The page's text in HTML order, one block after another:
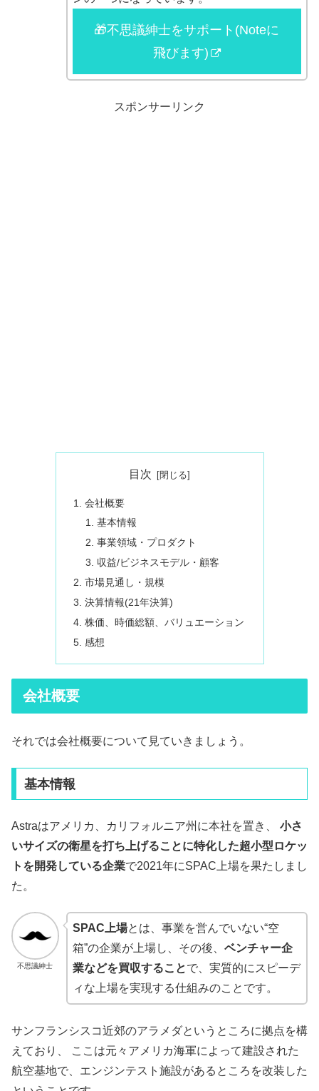
🎁不思議紳士をサポート(Noteに
飛びます)
スポンサーリンク
目次
会社概要
基本情報
事業領域・プロダクト
収益/ビジネスモデル・顧客
市場見通し・規模
決算情報(21年決算)
株価、時価総額、バリュエーション
感想
会社概要
それでは会社概要について見ていきましょう。
基本情報
Astraはアメリカ、カリフォルニア州に本社を置き、 小さ
いサイズの衛星を打ち上げることに特化した超小型ロケッ
トを開発している企業で2021年にSPAC上場を果たしまし
た。
不思議紳士
SPAC上場とは、事業を営んでいない“空
箱”の企業が上場し、その後、 ベンチャー企
業などを買収することで、実質的にスピーデ
ィな上場を実現する仕組みのことです。
サンフランシスコ近郊のアラメダというところに拠点を構
えており、 ここは元々アメリカ海軍によって建設された
航空基地で、エンジンテスト施設があるところを改装した